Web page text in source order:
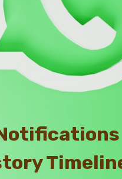
Notifications